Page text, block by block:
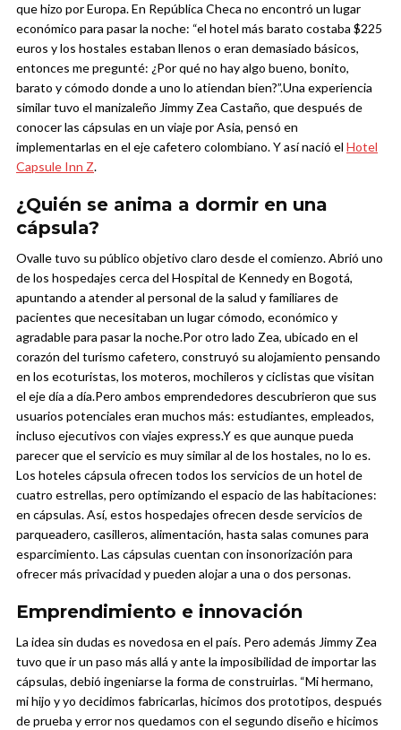
que hizo por Europa. En República Checa no encontró un lugar
económico para pasar la noche: “el hotel más barato costaba $225
euros y los hostales estaban llenos o eran demasiado básicos,
entonces me pregunté: ¿Por qué no hay algo bueno, bonito,
barato y cómodo donde a uno lo atiendan bien?”.Una experiencia
similar tuvo el manizaleño Jimmy Zea Castaño, que después de
conocer las cápsulas en un viaje por Asia, pensó en
implementarlas en el eje cafetero colombiano. Y así nació el Hotel
Capsule Inn Z.
¿Quién se anima a dormir en una
cápsula?
Ovalle tuvo su público objetivo claro desde el comienzo. Abrió uno
de los hospedajes cerca del Hospital de Kennedy en Bogotá,
apuntando a atender al personal de la salud y familiares de
pacientes que necesitaban un lugar cómodo, económico y
agradable para pasar la noche.Por otro lado Zea, ubicado en el
corazón del turismo cafetero, construyó su alojamiento pensando
en los ecoturistas, los moteros, mochileros y ciclistas que visitan
el eje día a día.Pero ambos emprendedores descubrieron que sus
usuarios potenciales eran muchos más: estudiantes, empleados,
incluso ejecutivos con viajes express.Y es que aunque pueda
parecer que el servicio es muy similar al de los hostales, no lo es.
Los hoteles cápsula ofrecen todos los servicios de un hotel de
cuatro estrellas, pero optimizando el espacio de las habitaciones:
en cápsulas. Así, estos hospedajes ofrecen desde servicios de
parqueadero, casilleros, alimentación, hasta salas comunes para
esparcimiento. Las cápsulas cuentan con insonorización para
ofrecer más privacidad y pueden alojar a una o dos personas.
Emprendimiento e innovación
La idea sin dudas es novedosa en el país. Pero además Jimmy Zea
tuvo que ir un paso más allá y ante la imposibilidad de importar las
cápsulas, debió ingeniarse la forma de construirlas. “Mi hermano,
mi hijo y yo decidimos fabricarlas, hicimos dos prototipos, después
de prueba y error nos quedamos con el segundo diseño e hicimos